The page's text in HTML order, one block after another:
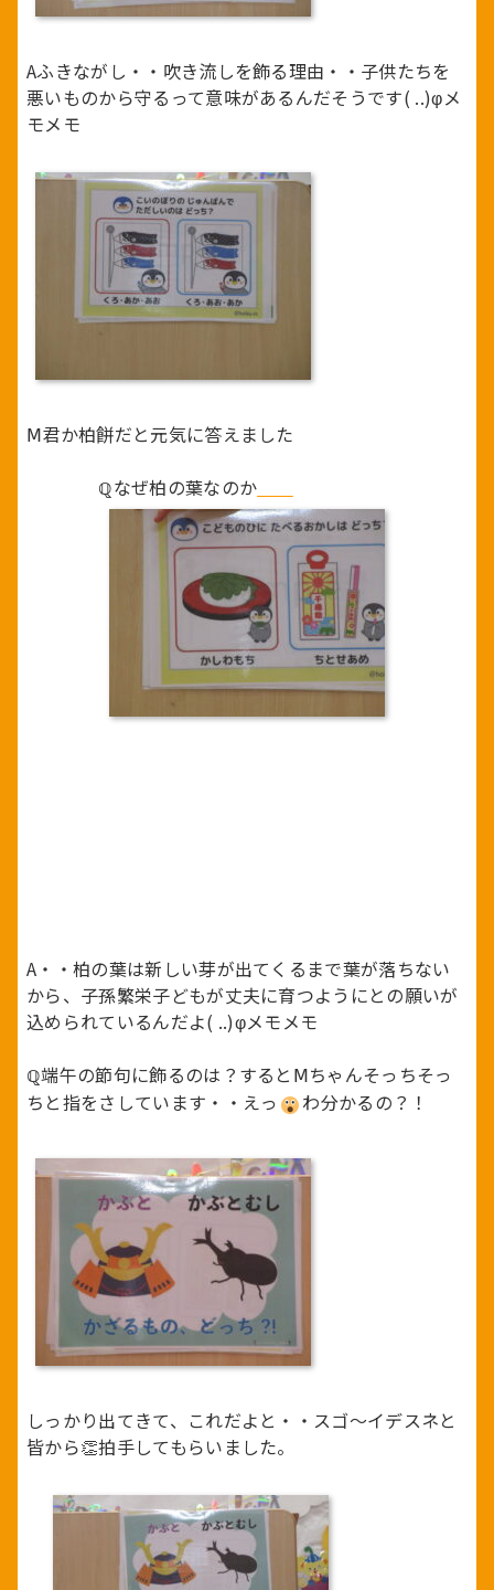
Aふきながし・・吹き流しを飾る理由・・子供たちを
悪いものから守るって意味があるんだそうです( ..)φメ
モメモ
Ⅿ君か柏餅だと元気に答えました
ℚなぜ柏の葉なのか
A・・柏の葉は新しい芽が出てくるまで葉が落ちない
から、子孫繁栄子どもが丈夫に育つようにとの願いが
込められているんだよ( ..)φメモメモ
ℚ端午の節句に飾るのは？するとⅯちゃんそっちそっ
ちと指をさしています・・えっ
わ分かるの？！
しっかり出てきて、これだよと・・スゴ～イデスネと
皆から👏拍手してもらいました。